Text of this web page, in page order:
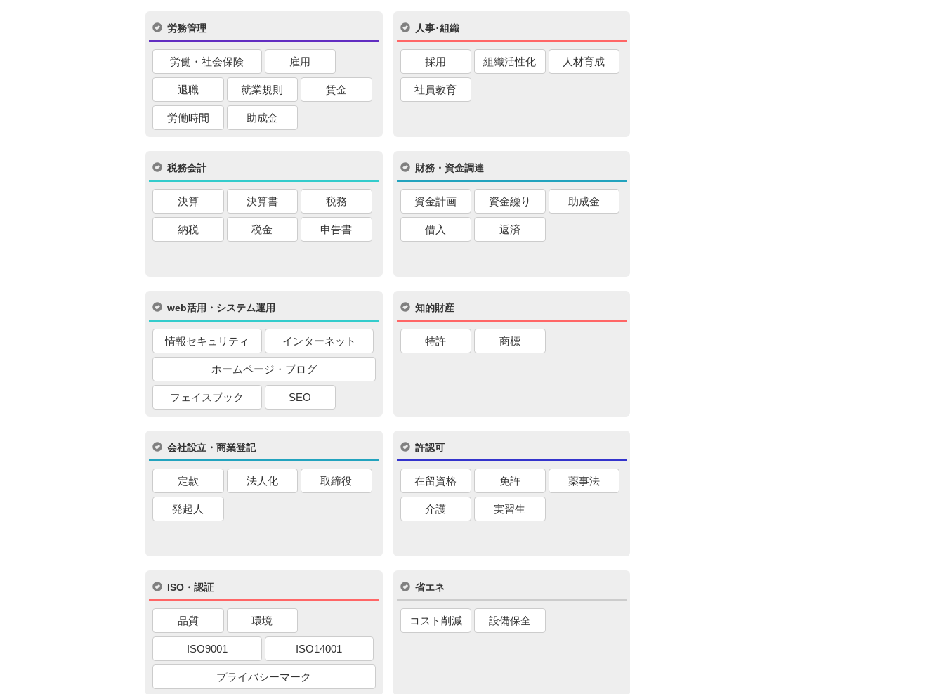
労務管理
労働・社会保険 雇用
退職 就業規則 賃金
労働時間 助成金
人事･組織
採用 組織活性化 人材育成
社員教育
税務会計
決算 決算書 税務
納税 税金 申告書
財務・資金調達
資金計画 資金繰り 助成金
借入 返済
web活用・システム運用
情報セキュリティ インターネット
ホームページ・ブログ
フェイスブック SEO
知的財産
特許 商標
会社設立・商業登記
定款 法人化 取締役
発起人
許認可
在留資格 免許 薬事法
介護 実習生
ISO・認証
品質 環境
ISO9001 ISO14001
プライバシーマーク
省エネ
コスト削減 設備保全